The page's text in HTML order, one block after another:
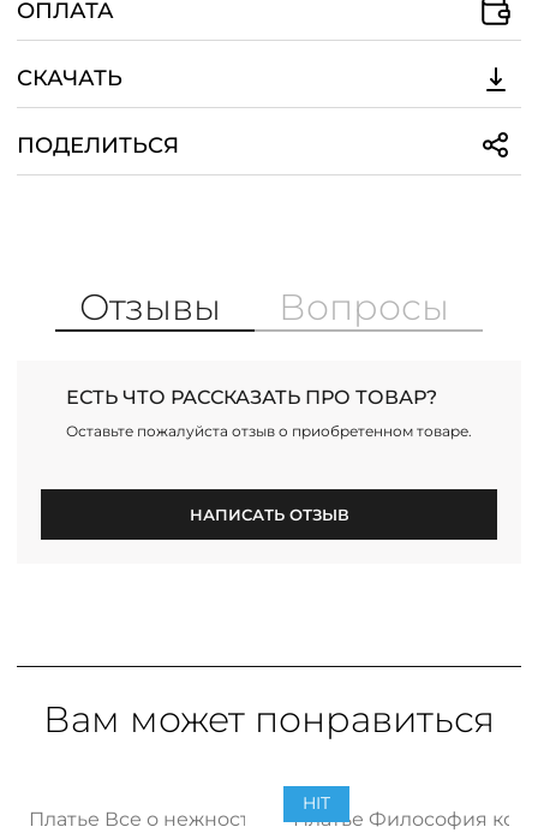
ОПЛАТА
СКАЧАТЬ
ПОДЕЛИТЬСЯ
Отзывы Вопросы
ЕСТЬ ЧТО РАССКАЗАТЬ ПРО ТОВАР?
Оставьте пожалуйста отзыв о приобретенном товаре.
НАПИСАТЬ ОТЗЫВ
Вам может понравиться
Платье Все о нежности, топ нью
HIT
Платье Философия